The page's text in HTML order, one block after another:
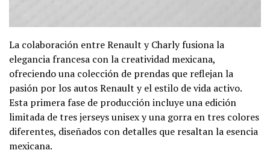
La colaboración entre Renault y Charly fusiona la
elegancia francesa con la creatividad mexicana,
ofreciendo una colección de prendas que reflejan la
pasión por los autos Renault y el estilo de vida activo.
Esta primera fase de producción incluye una edición
limitada de tres jerseys unisex y una gorra en tres colores
diferentes, diseñados con detalles que resaltan la esencia
mexicana.